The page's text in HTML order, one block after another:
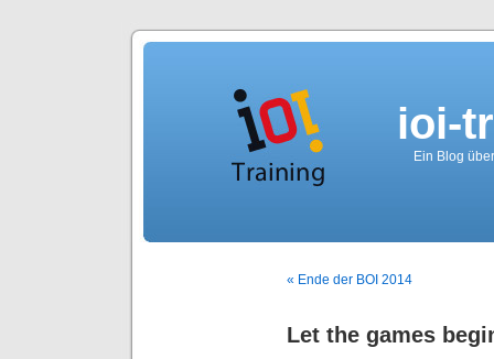
ioi-
Ein Blog
« Ende der BOI 2014
Let the games